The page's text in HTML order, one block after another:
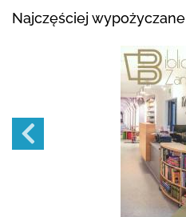
Najczęściej wypożyczane